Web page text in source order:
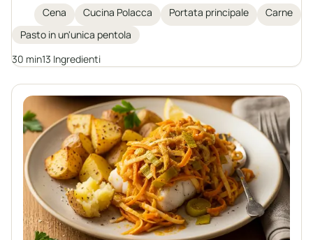
ricco di aromi, ideale per un pranzo veloce e
sostanzioso. Ottimo servito con grano saraceno,
patate o gnocchi.
Cena Cucina Polacca Portata principale
Carne
Pasto in un'unica pentola
30 min13 Ingredienti